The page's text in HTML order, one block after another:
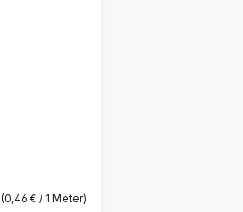
(0,46 € / 1 Meter)